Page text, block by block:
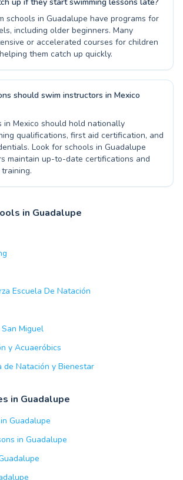
schools in Guadalupe have programs for
including older beginners. Many
or accelerated courses for children
them catch up quickly.
should swim instructors in Mexico
in Mexico should hold nationally
qualifications, first aid certification, and
Look for schools in Guadalupe
maintain up-to-date certifications and
in Guadalupe
Escuela De Natación
Miguel
y Acuaeróbics
de Natación y Bienestar
in Guadalupe
Guadalupe
in Guadalupe